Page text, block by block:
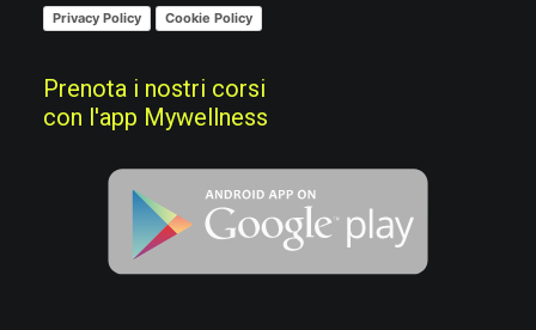
Privacy Policy Cookie Policy
Prenota i nostri corsi
con l'app Mywellness